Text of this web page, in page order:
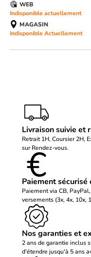
WEB
Indisponible actuellement
MAGASIN
Indisponible Actuellement
Livraison suivie et
Retrait 1H, Coursier 2H,
sur Rendez-vous.
Paiement
Paiement via CB,
versements (3x, 4x, 10x,
Nos garanties et
2 ans de garantie inclus
d'étendre jusqu'à 5 ans